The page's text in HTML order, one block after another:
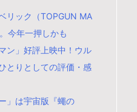
リック（TOPGUN MA
今年一押しかも
ン」好評上映中！ウル
とりとしての評価・感
」は宇宙版『蠅の